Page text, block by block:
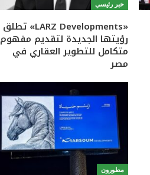
خبر رئيسي
«LARZ Developments» تطلق
رؤيتها الجديدة لتقديم مفهوم
متكامل للتطوير العقاري في
مصر
مطورون